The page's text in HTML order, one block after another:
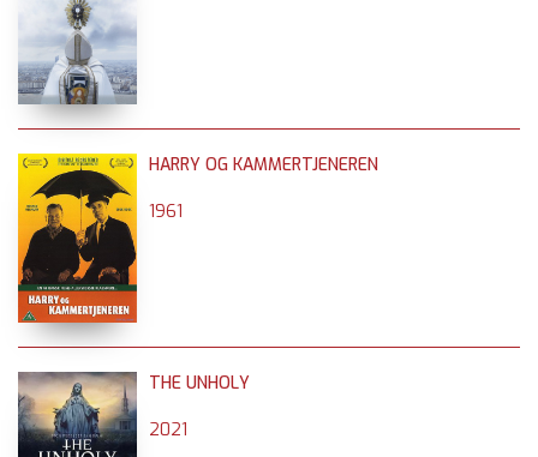
HARRY OG KAMMERTJENEREN
1961
THE UNHOLY
2021